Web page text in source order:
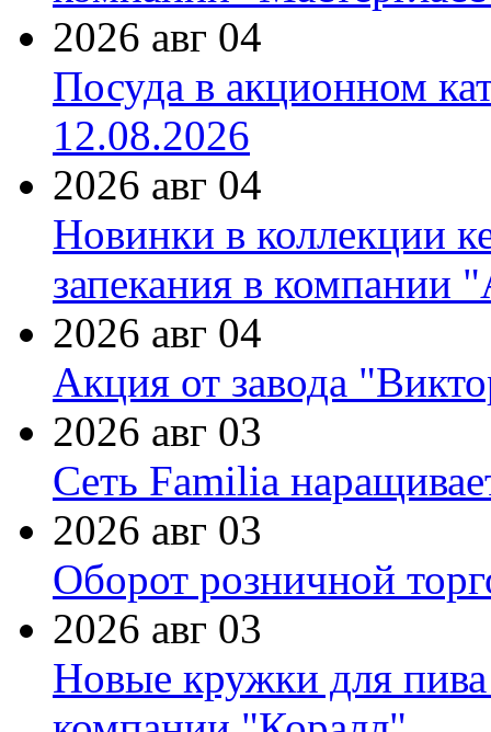
2026 авг 04
Посуда в акционном
12.08.2026
2026 авг 04
Новинки в коллекции
запекания в компании
2026 авг 04
Акция от завода
2026 авг 03
Сеть Familia
2026 авг 03
Оборот розничной
2026 авг 03
Новые кружки для